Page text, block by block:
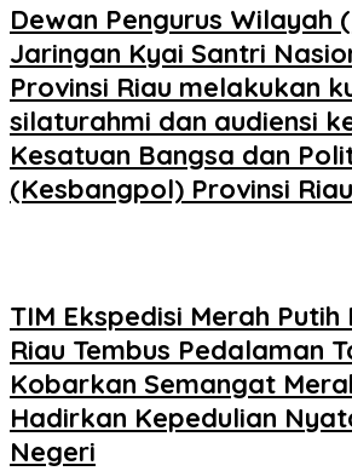
Dewan Pengurus Wilayah
Jaringan Kyai Santri
Provinsi Riau melakukan
silaturahmi dan audiensi
Kesatuan Bangsa dan
(Kesbangpol) Provinsi Riau
TIM Ekspedisi Merah Putih
Riau Tembus Pedalaman
Kobarkan Semangat
Hadirkan Kepedulian
Negeri